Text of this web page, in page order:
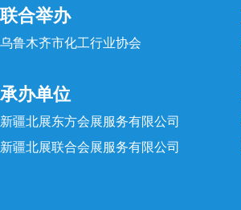
联合举办
乌鲁木齐市化工行业协会
承办单位
新疆北展东方会展服务有限公司
新疆北展联合会展服务有限公司